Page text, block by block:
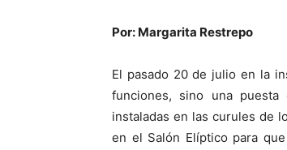
Por: Margarita Restrepo
El pasado 20 de julio en la
funciones, sino una puesta
instaladas en las curules de
en el Salón Elíptico para